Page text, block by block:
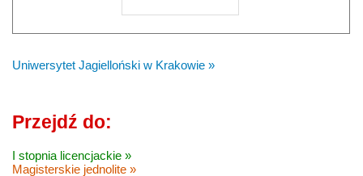
Uniwersytet Jagielloński w Krakowie »
Przejdź do:
I stopnia licencjackie »
Magisterskie jednolite »